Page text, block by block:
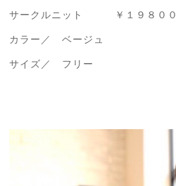
サークルニット ￥１９８００
カラー／ ベージュ
サイズ／ フリー